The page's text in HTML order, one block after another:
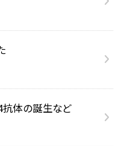
体の誕生など